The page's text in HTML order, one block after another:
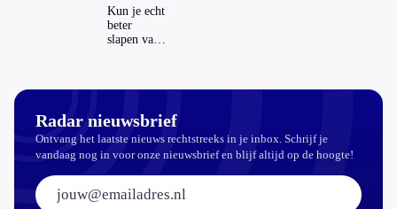
ING-app:
is dat wel
veilig?
Kun je echt
beter
slapen van
Radar nieuwsbrief
Ontvang het laatste nieuws rechtstreeks in je inbox. Schrijf je
vandaag nog in voor onze nieuwsbrief en blijf altijd op de hoogte!
E-mailadres: